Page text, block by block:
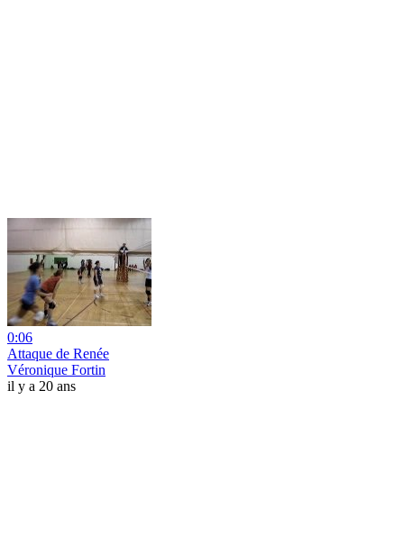
0:06
Attaque de Renée
Véronique Fortin
il y a 20 ans